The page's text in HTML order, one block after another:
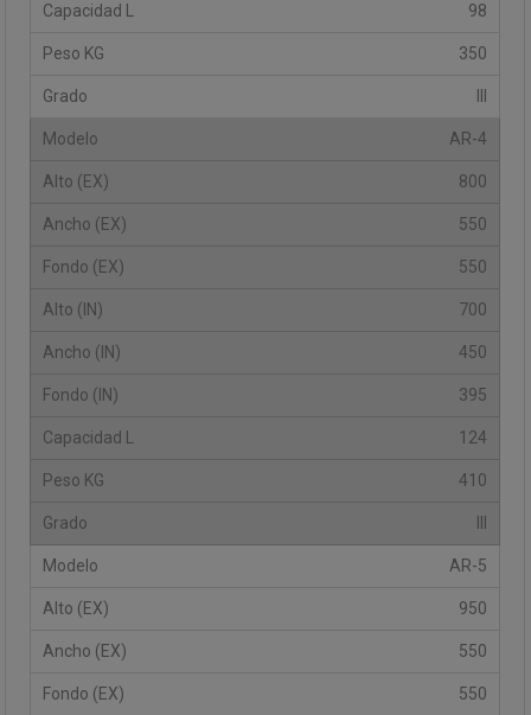
98
350
AR-4
800
550
550
700
450
395
124
410
AR-5
950
550
550